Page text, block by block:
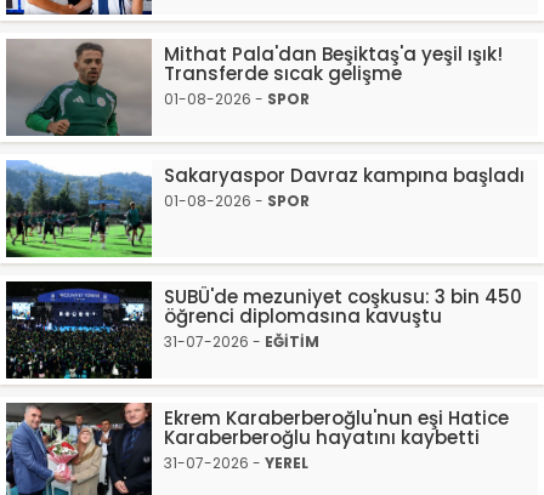
Mithat Pala'dan Beşiktaş'a yeşil ışık!
Transferde sıcak gelişme
01-08-2026 - SPOR
Sakaryaspor Davraz kampına başladı
01-08-2026 - SPOR
SUBÜ'de mezuniyet coşkusu: 3 bin 450
öğrenci diplomasına kavuştu
31-07-2026 - EĞİTİM
Ekrem Karaberberoğlu'nun eşi Hatice
Karaberberoğlu hayatını kaybetti
31-07-2026 - YEREL